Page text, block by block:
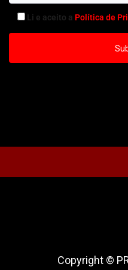
Li e aceito a Política de
Copyright ©